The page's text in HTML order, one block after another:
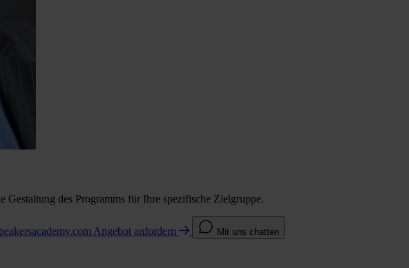
Gestaltung des Programms für Ihre spezifische Zielgruppe.
Angebot anfordern Mit uns chatten